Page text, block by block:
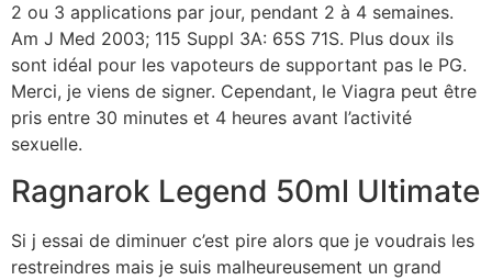
2 ou 3 applications par jour, pendant 2 à 4 semaines.
Am J Med 2003; 115 Suppl 3A: 65S 71S. Plus doux ils
sont idéal pour les vapoteurs de supportant pas le PG.
Merci, je viens de signer. Cependant, le Viagra peut être
pris entre 30 minutes et 4 heures avant l’activité
sexuelle.
Ragnarok Legend 50ml Ultimate
Si j essai de diminuer c’est pire alors que je voudrais les
restreindres mais je suis malheureusement un grand